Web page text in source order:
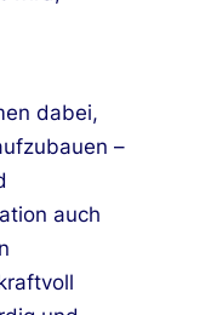
dabei,
–
auch